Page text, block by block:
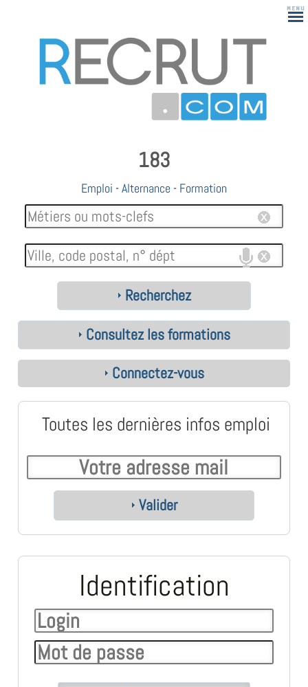
183
Emploi -Alternance - Formation
Recherchez
Consultez les formations
Connectez-vous
Toutes les dernières infos emploi
Valider
Identification